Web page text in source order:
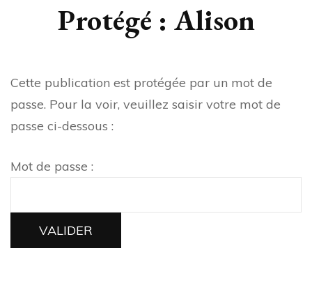
Protégé : Alison
Cette publication est protégée par un mot de
passe. Pour la voir, veuillez saisir votre mot de
passe ci-dessous :
Mot de passe :